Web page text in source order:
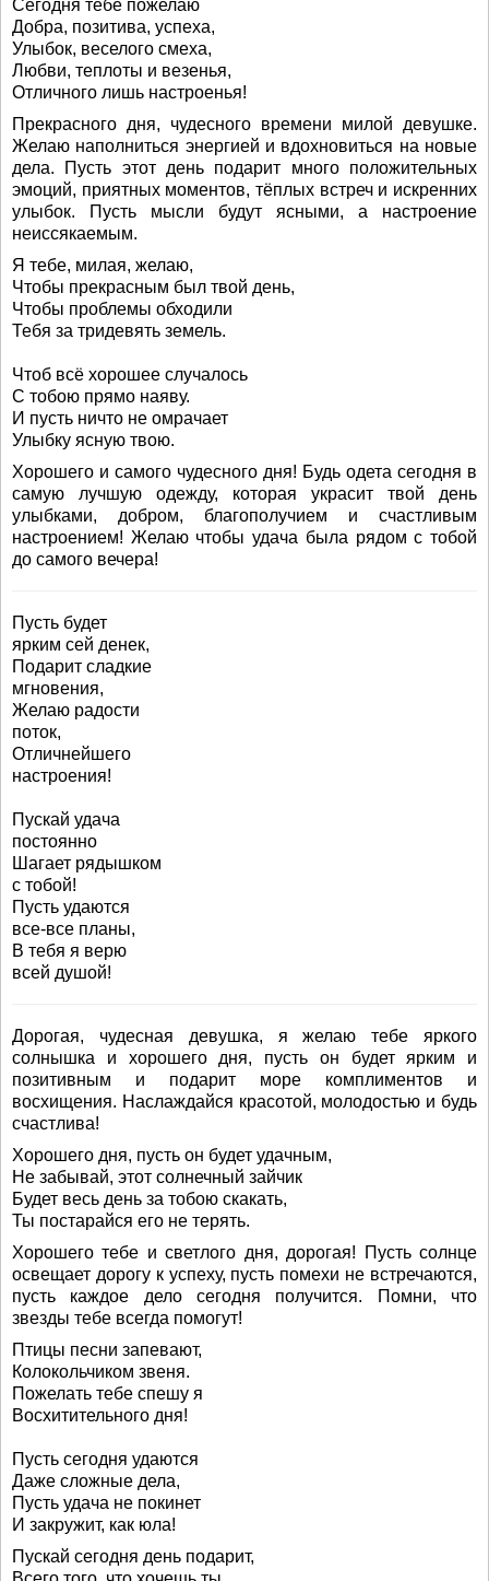
Сегодня тебе пожелаю
Добра, позитива, успеха,
Улыбок, веселого смеха,
Любви, теплоты и везенья,
Отличного лишь настроенья!
Прекрасного дня, чудесного времени милой девушке.
Желаю наполниться энергией и вдохновиться на новые
дела. Пусть этот день подарит много положительных
эмоций, приятных моментов, тёплых встреч и искренних
улыбок. Пусть мысли будут ясными, а настроение
неиссякаемым.
Я тебе, милая, желаю,
Чтобы прекрасным был твой день,
Чтобы проблемы обходили
Тебя за тридевять земель.
Чтоб всё хорошее случалось
С тобою прямо наяву.
И пусть ничто не омрачает
Улыбку ясную твою.
Хорошего и самого чудесного дня! Будь одета сегодня в
самую лучшую одежду, которая украсит твой день
улыбками, добром, благополучием и счастливым
настроением! Желаю чтобы удача была рядом с тобой
до самого вечера!
Пусть будет
ярким сей денек,
Подарит сладкие
мгновения,
Желаю радости
поток,
Отличнейшего
настроения!
Пускай удача
постоянно
Шагает рядышком
с тобой!
Пусть удаются
все-все планы,
В тебя я верю
всей душой!
Дорогая, чудесная девушка, я желаю тебе яркого
солнышка и хорошего дня, пусть он будет ярким и
позитивным и подарит море комплиментов и
восхищения. Наслаждайся красотой, молодостью и будь
счастлива!
Хорошего дня, пусть он будет удачным,
Не забывай, этот солнечный зайчик
Будет весь день за тобою скакать,
Ты постарайся его не терять.
Хорошего тебе и светлого дня, дорогая! Пусть солнце
освещает дорогу к успеху, пусть помехи не встречаются,
пусть каждое дело сегодня получится. Помни, что
звезды тебе всегда помогут!
Птицы песни запевают,
Колокольчиком звеня.
Пожелать тебе спешу я
Восхитительного дня!
Пусть сегодня удаются
Даже сложные дела,
Пусть удача не покинет
И закружит, как юла!
Пускай сегодня день подарит,